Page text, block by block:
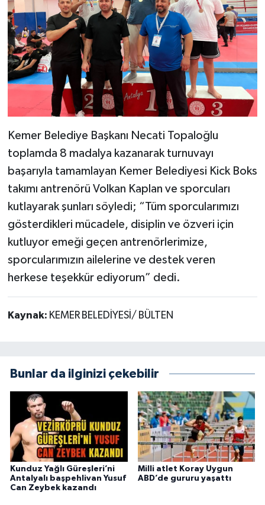
Kemer Belediye Başkanı Necati Topaloğlu
toplamda 8 madalya kazanarak turnuvayı
başarıyla tamamlayan Kemer Belediyesi Kick Boks
takımı antrenörü Volkan Kaplan ve sporcuları
kutlayarak şunları söyledi; “Tüm sporcularımızı
gösterdikleri mücadele, disiplin ve özveri için
kutluyor emeği geçen antrenörlerimize,
sporcularımızın ailelerine ve destek veren
herkese teşekkür ediyorum” dedi.
Kaynak: KEMER BELEDİYESİ/ BÜLTEN
Bunlar da ilginizi çekebilir
Kunduz Yağlı Güreşleri’ni
Antalyalı başpehlivan Yusuf
Can Zeybek kazandı
Milli atlet Koray Uygun
ABD’de gururu yaşattı